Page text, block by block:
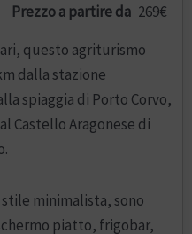
Prezzo a partire da 269€
questo agriturismo
dalla stazione
spiaggia di Porto Corvo,
Castello Aragonese di
minimalista, sono
piatto, frigobar,